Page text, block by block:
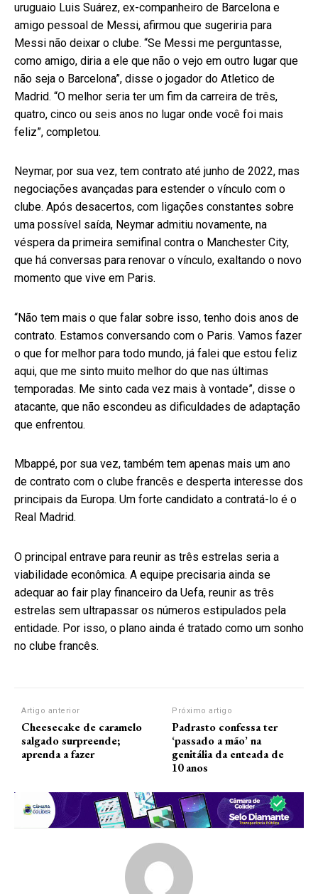
uruguaio Luis Suárez, ex-companheiro de Barcelona e
amigo pessoal de Messi, afirmou que sugeriria para
Messi não deixar o clube. “Se Messi me perguntasse,
como amigo, diria a ele que não o vejo em outro lugar que
não seja o Barcelona”, disse o jogador do Atletico de
Madrid. “O melhor seria ter um fim da carreira de três,
quatro, cinco ou seis anos no lugar onde você foi mais
feliz”, completou.
Neymar, por sua vez, tem contrato até junho de 2022, mas
negociações avançadas para estender o vínculo com o
clube. Após desacertos, com ligações constantes sobre
uma possível saída, Neymar admitiu novamente, na
véspera da primeira semifinal contra o Manchester City,
que há conversas para renovar o vínculo, exaltando o novo
momento que vive em Paris.
“Não tem mais o que falar sobre isso, tenho dois anos de
contrato. Estamos conversando com o Paris. Vamos fazer
o que for melhor para todo mundo, já falei que estou feliz
aqui, que me sinto muito melhor do que nas últimas
temporadas. Me sinto cada vez mais à vontade”, disse o
atacante, que não escondeu as dificuldades de adaptação
que enfrentou.
Mbappé, por sua vez, também tem apenas mais um ano
de contrato com o clube francês e desperta interesse dos
principais da Europa. Um forte candidato a contratá-lo é o
Real Madrid.
O principal entrave para reunir as três estrelas seria a
viabilidade econômica. A equipe precisaria ainda se
adequar ao fair play financeiro da Uefa, reunir as três
estrelas sem ultrapassar os números estipulados pela
entidade. Por isso, o plano ainda é tratado como um sonho
no clube francês.
Artigo anterior
Cheesecake de caramelo
salgado surpreende;
aprenda a fazer
Próximo artigo
Padrasto confessa ter
‘passado a mão’ na
genitália da enteada de
10 anos